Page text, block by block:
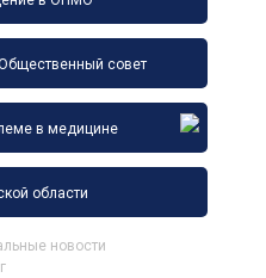
совет
в медицине
области
новости